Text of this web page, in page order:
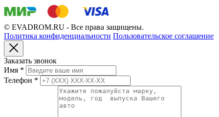
© EVADROM.RU - Все права защищены.
Политика конфиденциальности Пользовательское соглашение
Заказать звонок
Имя *
Телефон *